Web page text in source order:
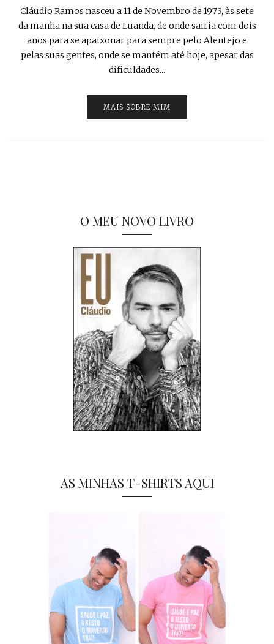
Cláudio Ramos nasceu a 11 de Novembro de 1973, às sete
da manhã na sua casa de Luanda, de onde sairia com dois
anos para se apaixonar para sempre pelo Alentejo e
pelas suas gentes, onde se mantém até hoje, apesar das
dificuldades...
MAIS SOBRE MIM
O MEU NOVO LIVRO
AS MINHAS T-SHIRTS AQUI